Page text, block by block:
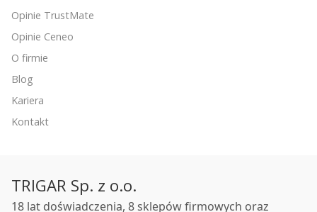
Opinie TrustMate
Opinie Ceneo
O firmie
Blog
Kariera
Kontakt
TRIGAR Sp. z o.o.
18 lat doświadczenia, 8 sklepów firmowych oraz